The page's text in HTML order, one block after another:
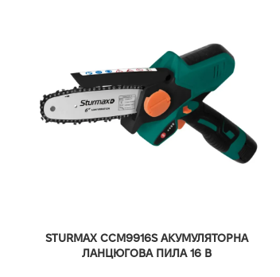
STURMAX CCM9916S АКУМУЛЯТОРНА
ЛАНЦЮГОВА ПИЛА 16 В